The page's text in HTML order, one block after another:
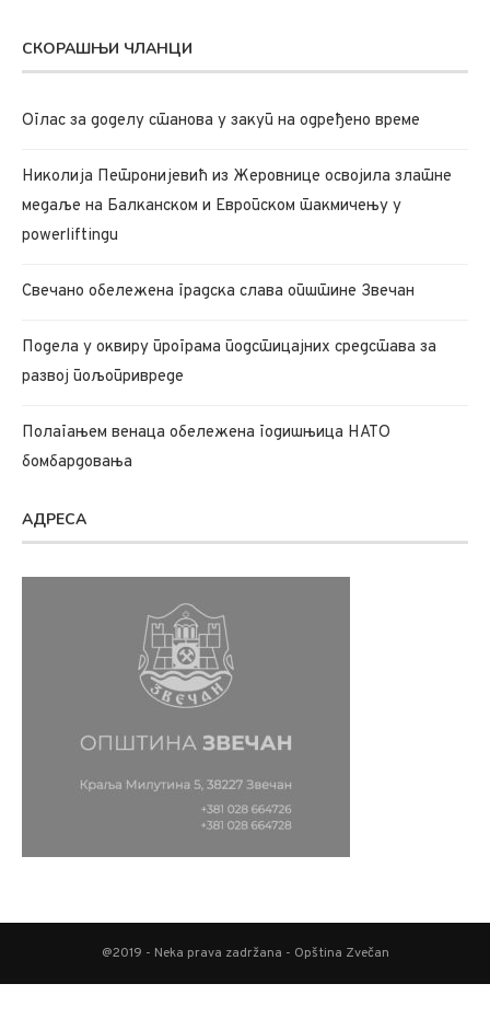
СКОРАШЊИ ЧЛАНЦИ
Oглас за доделу станова у закуп на одређено време
Николија Петронијевић из Жеровнице освојила златне
медаље на Балканском и Европском такмичењу у
powerliftingu
Свечано обележена градска слава општине Звечан
Подела у оквиру програма подстицајних средстава за
развој пољопривреде
Полагањем венаца обележена годишњица НАТО
бомбардовања
АДРЕСА
@2019 - Neka prava zadržana - Opština Zvečan